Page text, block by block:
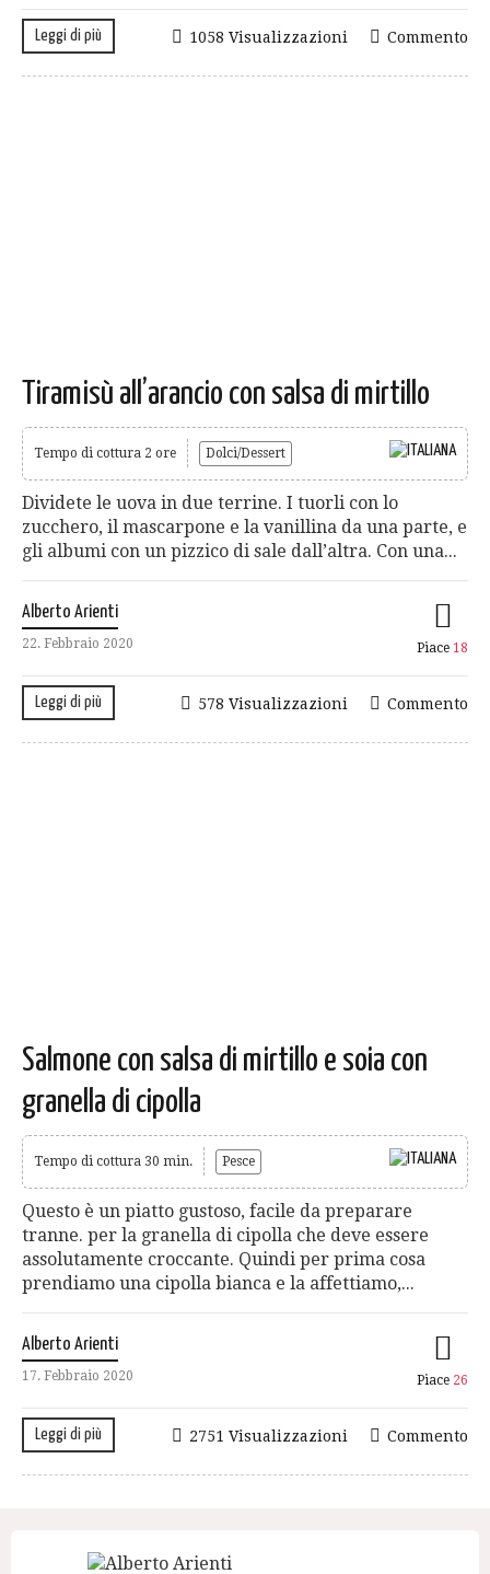
Leggi di più Commento
1058 Visualizzazioni
Tiramisù all’arancio con salsa di mirtillo
Tempo di cottura 2 ore Dolci/Dessert
Dividete le uova in due terrine. I tuorli con lo
zucchero, il mascarpone e la vanillina da una parte, e
gli albumi con un pizzico di sale dall’altra. Con una...
Alberto Arienti
22. Febbraio 2020 Piace 18
Leggi di più Commento
578 Visualizzazioni
Salmone con salsa di mirtillo e soia con
granella di cipolla
Tempo di cottura 30 min. Pesce
Questo è un piatto gustoso, facile da preparare
tranne. per la granella di cipolla che deve essere
assolutamente croccante. Quindi per prima cosa
prendiamo una cipolla bianca e la affettiamo,...
Alberto Arienti
17. Febbraio 2020 Piace 26
Leggi di più Commento
2751 Visualizzazioni